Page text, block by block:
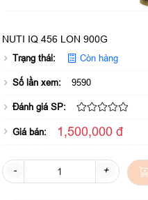
NUTI IQ 456 LON 900G
Trạng thái: Còn hàng
Số lần xem: 9590
Đánh giá SP:
Giá bán: 1,500,000 đ
- +